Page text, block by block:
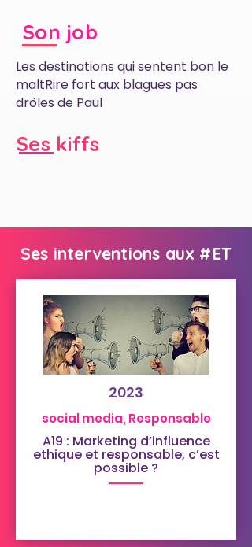
Son job
Les destinations qui sentent bon le
maltRire fort aux blagues pas
drôles de Paul
Ses kiffs
Ses interventions aux #ET
2023
social media, Responsable
A19 : Marketing d’influence
ethique et responsable, c’est
possible ?